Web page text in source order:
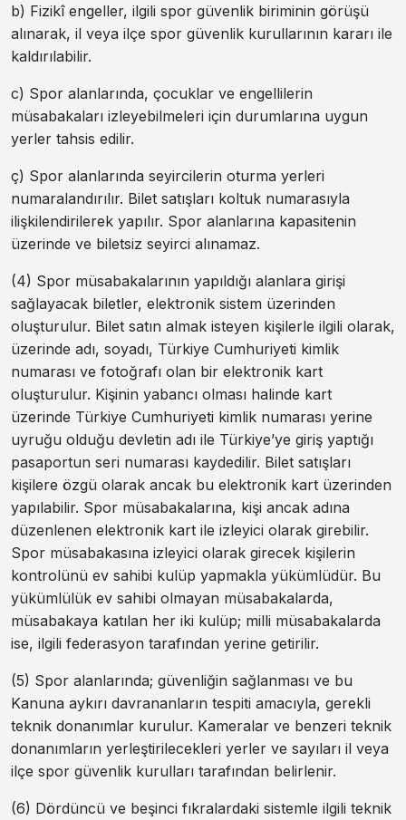
b) Fizikî engeller, ilgili spor güvenlik biriminin görüşü
alınarak, il veya ilçe spor güvenlik kurullarının kararı ile
kaldırılabilir.
c) Spor alanlarında, çocuklar ve engellilerin
müsabakaları izleyebilmeleri için durumlarına uygun
yerler tahsis edilir.
ç) Spor alanlarında seyircilerin oturma yerleri
numaralandırılır. Bilet satışları koltuk numarasıyla
ilişkilendirilerek yapılır. Spor alanlarına kapasitenin
üzerinde ve biletsiz seyirci alınamaz.
(4) Spor müsabakalarının yapıldığı alanlara girişi
sağlayacak biletler, elektronik sistem üzerinden
oluşturulur. Bilet satın almak isteyen kişilerle ilgili olarak,
üzerinde adı, soyadı, Türkiye Cumhuriyeti kimlik
numarası ve fotoğrafı olan bir elektronik kart
oluşturulur. Kişinin yabancı olması halinde kart
üzerinde Türkiye Cumhuriyeti kimlik numarası yerine
uyruğu olduğu devletin adı ile Türkiye’ye giriş yaptığı
pasaportun seri numarası kaydedilir. Bilet satışları
kişilere özgü olarak ancak bu elektronik kart üzerinden
yapılabilir. Spor müsabakalarına, kişi ancak adına
düzenlenen elektronik kart ile izleyici olarak girebilir.
Spor müsabakasına izleyici olarak girecek kişilerin
kontrolünü ev sahibi kulüp yapmakla yükümlüdür. Bu
yükümlülük ev sahibi olmayan müsabakalarda,
müsabakaya katılan her iki kulüp; milli müsabakalarda
ise, ilgili federasyon tarafından yerine getirilir.
(5) Spor alanlarında; güvenliğin sağlanması ve bu
Kanuna aykırı davrananların tespiti amacıyla, gerekli
teknik donanımlar kurulur. Kameralar ve benzeri teknik
donanımların yerleştirilecekleri yerler ve sayıları il veya
ilçe spor güvenlik kurulları tarafından belirlenir.
(6) Dördüncü ve beşinci fıkralardaki sistemle ilgili teknik